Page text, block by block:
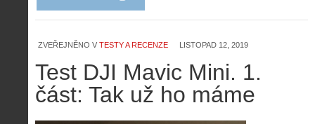
ZVEŘEJNĚNO V TESTY A RECENZE LISTOPAD 12, 2019
Test DJI Mavic Mini. 1.
část: Tak už ho máme